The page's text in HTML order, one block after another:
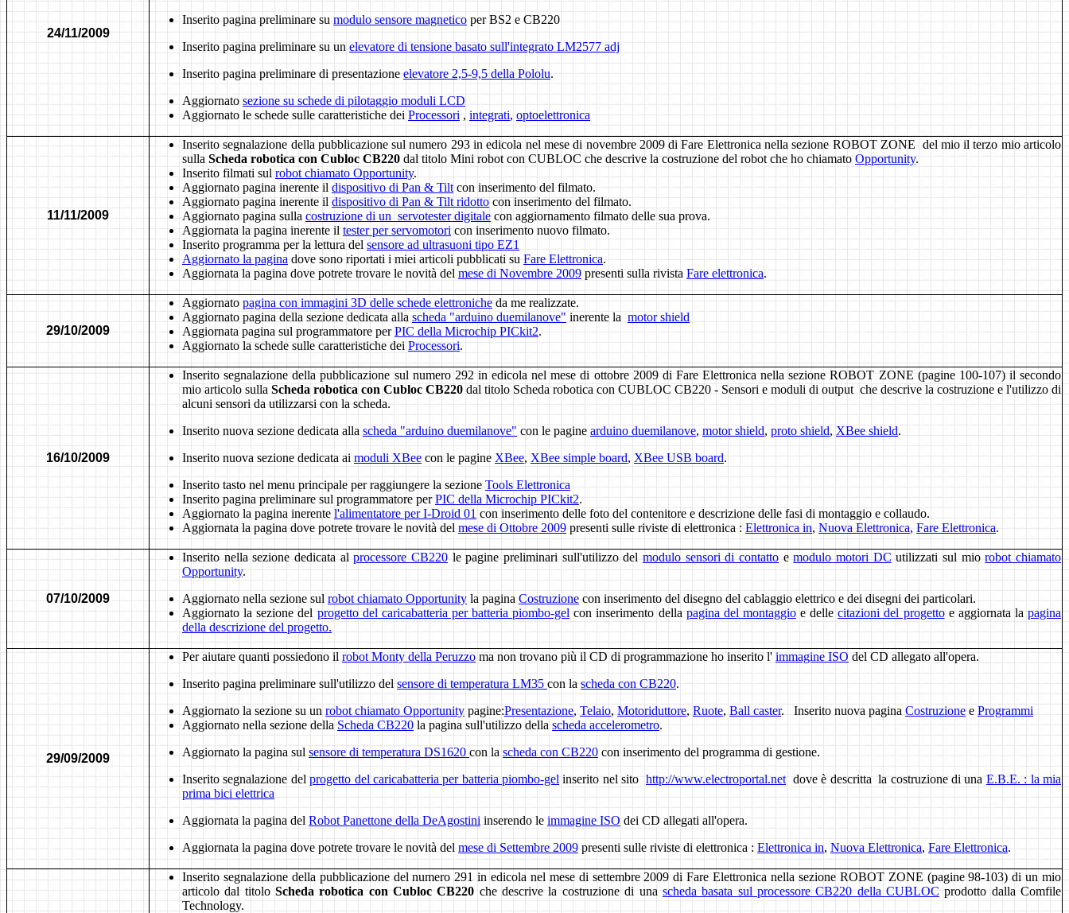
24/11/2009
Inserito pagina preliminare su modulo sensore magnetico per BS2 e CB220
Inserito pagina preliminare su un elevatore di tensione basato sull'integrato LM2577 adj
Inserito pagina preliminare di presentazione elevatore 2,5-9,5 della Pololu.
Aggiornato sezione su schede di pilotaggio moduli LCD
Aggiornato le schede sulle caratteristiche dei Processori , integrati, optoelettronica
11/11/2009
Inserito segnalazione della pubblicazione sul numero 293 in edicola nel mese di novembre 2009 di Fare Elettronica nella sezione ROBOT ZONE del mio il terzo mio articolo
sulla Scheda robotica con Cubloc CB220 dal titolo Mini robot con CUBLOC che descrive la costruzione del robot che ho chiamato Opportunity.
Inserito filmati sul robot chiamato Opportunity.
Aggiornato pagina inerente il dispositivo di Pan & Tilt con inserimento del filmato.
Aggiornato pagina inerente il dispositivo di Pan & Tilt ridotto con inserimento del filmato.
Aggiornato pagina sulla costruzione di un servotester digitale con aggiornamento filmato delle sua prova.
Aggiornata la pagina inerente il tester per servomotori con inserimento nuovo filmato.
Inserito programma per la lettura del sensore ad ultrasuoni tipo EZ1
Aggiornato la pagina dove sono riportati i miei articoli pubblicati su Fare Elettronica.
Aggiornata la pagina dove potrete trovare le novità del mese di Novembre 2009 presenti sulla rivista Fare elettronica.
29/10/2009
Aggiornato pagina con immagini 3D delle schede elettroniche da me realizzate.
Aggiornato pagina della sezione dedicata alla scheda "arduino duemilanove" inerente la motor shield
Aggiornata pagina sul programmatore perPIC della Microchip PICkit2.
Aggiornato la schede sulle caratteristiche dei Processori.
16/10/2009
Inserito segnalazione della pubblicazione sul numero 292 in edicola nel mese di ottobre 2009 di Fare Elettronica nella sezioneROBOT ZONE (pagine 100-107) il secondo
mio articolo sulla Scheda robotica con Cubloc CB220 dal titolo Scheda robotica con CUBLOC CB220 - Sensori e moduli di output che descrive la costruzione e l'utilizzo di
alcuni sensori da utilizzarsi con la scheda.
Inserito nuova sezione dedicata alla scheda "arduino duemilanove" con le pagine arduino duemilanove, motor shield, proto shield, XBee shield.
Inserito nuova sezione dedicata ai moduli XBee con le pagine XBee, XBee simple board, XBee USB board.
Inserito tasto nel menu principale per raggiungere la sezione Tools Elettronica
Inserito pagina preliminare sul programmatore perPIC della Microchip PICkit2.
Aggiornato la pagina inerente l'alimentatore per I-Droid 01 con inserimento delle foto del contenitore e descrizione delle fasi di montaggio e collaudo.
Aggiornata la pagina dove potrete trovare le novità del mese di Ottobre 2009 presenti sulle riviste di elettronica : Elettronica in, Nuova Elettronica, Fare Elettronica.
07/10/2009
Inserito nella sezione dedicata alprocessore CB220 le pagine preliminari sull'utilizzo delmodulo sensori di contatto emodulo motori DC utilizzati sul miorobot chiamato
Opportunity.
Aggiornato nella sezione sul robot chiamato Opportunity la pagina Costruzione con inserimento del disegno del cablaggio elettrico e dei disegni dei particolari.
Aggiornato la sezione del progetto del caricabatteria per batteria piombo-gel con inserimento della pagina del montaggioe dellecitazioni del progettoe aggiornata la pagina
della descrizione del progetto.
29/09/2009
Per aiutare quanti possiedono il robot Monty della Peruzzo ma non trovano più il CD di programmazione ho inserito l' immagine ISO del CD allegato all'opera.
Inserito pagina preliminare sull'utilizzo del sensore di temperatura LM35 con la scheda con CB220.
Aggiornato la sezione su un robot chiamato Opportunity pagine:Presentazione, Telaio, Motoriduttore, Ruote, Ball caster. Inserito nuova pagina Costruzione e Programmi
Aggiornato nella sezione della Scheda CB220 la pagina sull'utilizzo della scheda accelerometro.
Aggiornato la pagina sul sensore di temperatura DS1620 con la scheda con CB220 con inserimento del programma di gestione.
Inserito segnalazione delprogetto del caricabatteria per batteria piombo-gel inserito nel sitohttp://www.electroportal.net dove è descritta la costruzione di una E.B.E. : la mia
prima bici elettrica
Aggiornata la pagina del Robot Panettone della DeAgostini inserendo le immagine ISO dei CD allegati all'opera.
Aggiornata la pagina dove potrete trovare le novità del mese di Settembre 2009 presenti sulle riviste di elettronica : Elettronica in, Nuova Elettronica, Fare Elettronica.
Inserito segnalazione della pubblicazione del numero 291 in edicola nel mese di settembre 2009 di Fare Elettronica nella sezione ROBOT ZONE (pagine 98-103) di un mio
articolo dal titoloScheda robotica con Cubloc CB220 che descrive la costruzione di una scheda basata sul processore CB220 della CUBLOC prodotto dalla Comfile
Technology.